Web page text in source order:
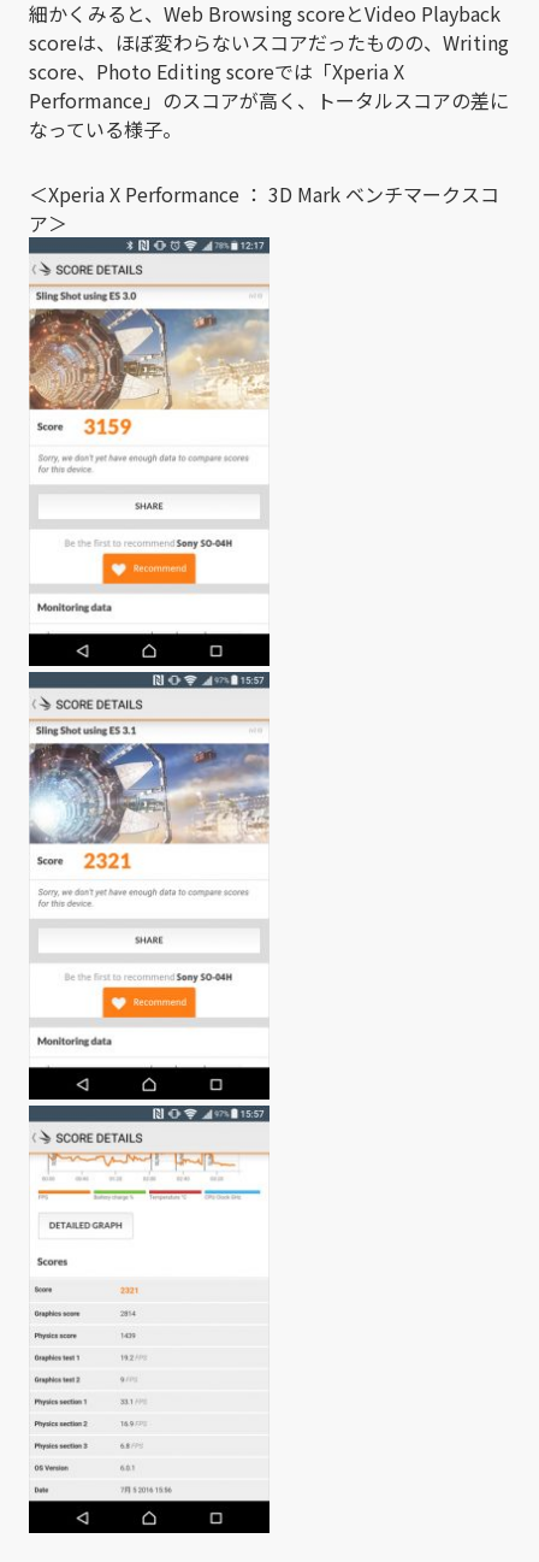
細かくみると、Web Browsing scoreとVideo Playback
scoreは、ほぼ変わらないスコアだったものの、Writing
score、Photo Editing scoreでは「Xperia X
Performance」のスコアが高く、トータルスコアの差に
なっている様子。
＜Xperia X Performance ： 3D Mark ベンチマークスコ
ア＞